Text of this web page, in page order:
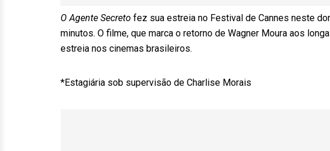
O Agente Secreto fez sua estreia no Festival de Cannes neste
minutos. O filme, que marca o retorno de Wagner Moura aos
estreia nos cinemas brasileiros.
*Estagiária sob supervisão de Charlise Morais